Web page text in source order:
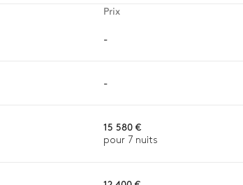
Prix
-
-
15 580 €
pour 7 nuits